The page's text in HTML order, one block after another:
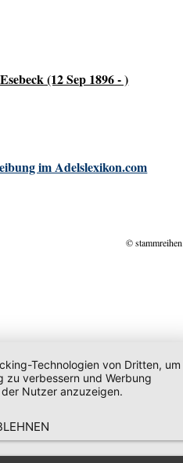
(12 Sep 1896 - )
im Adelslexikon.com
©
Technologien von Dritten, um
zu verbessern und Werbung
Nutzer anzuzeigen.